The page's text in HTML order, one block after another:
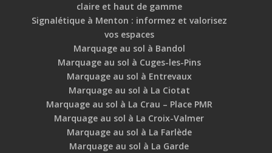
claire et haut de gamme
Signalétique à Menton : informez et valorisez
vos espaces
Marquage au sol à Bandol
Marquage au sol à Cuges-les-Pins
Marquage au sol à Entrevaux
Marquage au sol à La Ciotat
Marquage au sol à La Crau – Place PMR
Marquage au sol à La Croix-Valmer
Marquage au sol à La Farlède
Marquage au sol à La Garde